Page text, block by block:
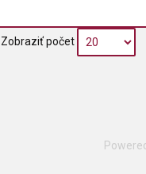
Zobraziť počet